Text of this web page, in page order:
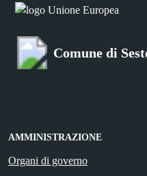
Comune di
AMMINISTRAZIONE
Organi di governo